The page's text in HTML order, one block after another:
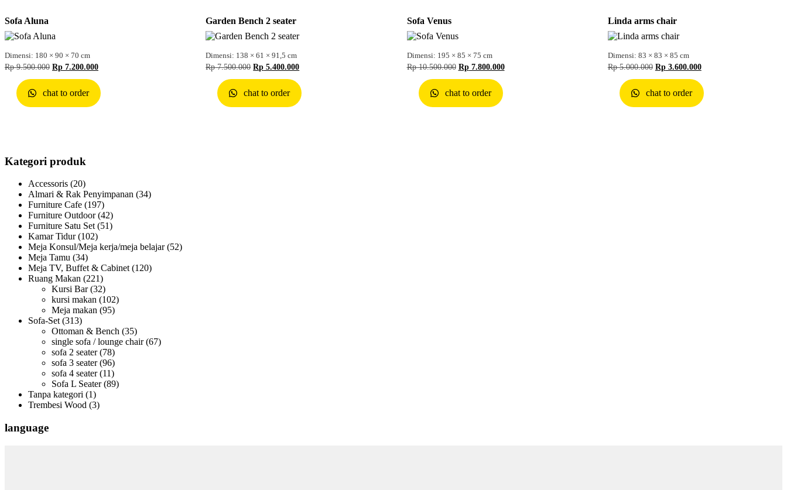
Sofa Aluna
Dimensi: 180 × 90 × 70 cm
Rp9.500.000 Rp 7.200.000
chat to order
Garden Bench 2 seater
Dimensi: 138 × 61 × 91,5 cm
Rp7.500.000 Rp 5.400.000
chat to order
Sofa Venus
Dimensi: 195 × 85 × 75 cm
Rp10.500.000 Rp7.800.000
chat to order
Linda arms chair
Dimensi: 83 × 83 × 85 cm
Rp5.000.000 Rp3.600.000
chat to order
Kategori produk
Accessoris (20)
Almari & Rak Penyimpanan (34)
Furniture Cafe (197)
Furniture Outdoor (42)
Furniture Satu Set (51)
Kamar Tidur (102)
Meja Konsul/Meja kerja/meja belajar (52)
Meja Tamu (34)
Meja TV, Buffet & Cabinet (120)
Ruang Makan (221)
Kursi Bar (32)
kursi makan (102)
Meja makan (95)
Sofa-Set (313)
Ottoman & Bench (35)
single sofa / lounge chair (67)
sofa 2 seater (78)
sofa 3 seater (96)
sofa 4 seater (11)
Sofa L Seater (89)
Tanpa kategori (1)
Trembesi Wood (3)
language